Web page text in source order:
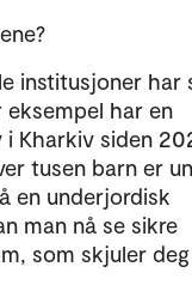
institusjoner har
eksempel har en
Kharkiv siden
tusen barn er
en underjordisk
man nå se sikre
som skjuler